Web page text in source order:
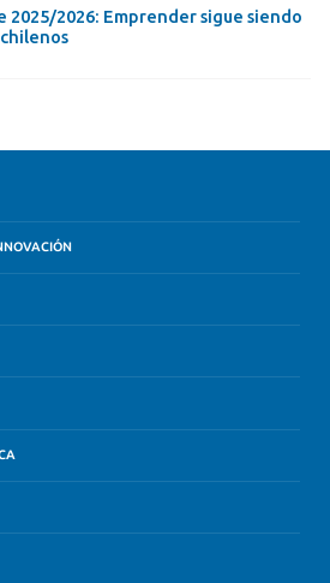
2025/2026: Emprender sigue siendo